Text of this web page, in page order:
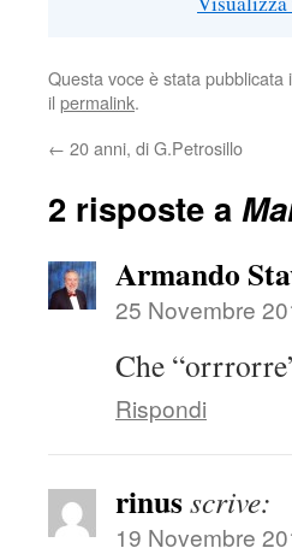
Questa voce è stata pubblicata
il permalink.
← 20 anni, di G.Petrosillo
2 risposte a
Armando
25 Novembre
Che
Rispondi
rinusscrive:
19 Novembre